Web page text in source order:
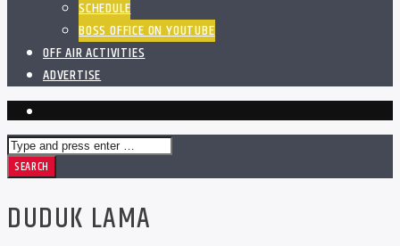
SCHEDULE
BOSS OFFICE ON YOUTUBE
OFF AIR ACTIVITIES
ADVERTISE
DUDUK LAMA